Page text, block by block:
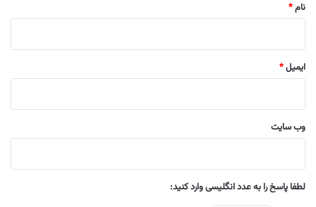
نام*
ایمیل*
وب‌ سایت
لطفا پاسخ را به عدد انگلیسی وارد کنید: